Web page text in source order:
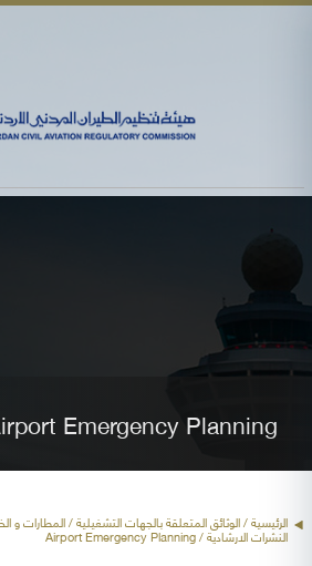
Emergency Planning
الرئيسية/ الوثائق المتعلقة بالجهات التشغيلية /المطارات و
النشرات الارشادية / Airport Emergency Planning